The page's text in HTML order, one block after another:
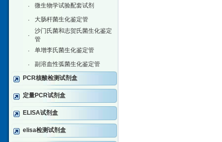
· 微生物学试验配套试剂
· 大肠杆菌生化鉴定管
·
沙门氏菌和志贺氏菌生化鉴定
管
·
单增李氏菌生化鉴定管
·
副溶血性弧菌生化鉴定管
PCR核酸检测试剂盒
定量PCR试剂盒
ELISA试剂盒
elisa检测试剂盒